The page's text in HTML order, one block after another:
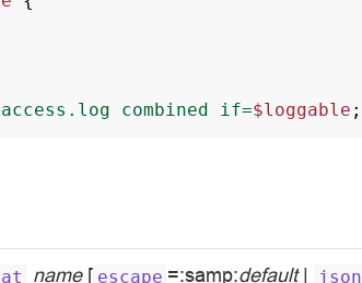
combined if=$loggable ;
name[ escape =:samp:default| json